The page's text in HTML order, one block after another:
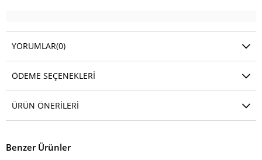
YORUMLAR(0)
ÖDEME SEÇENEKLERI
ÜRÜN ÖNERILERI
Benzer Ürünler